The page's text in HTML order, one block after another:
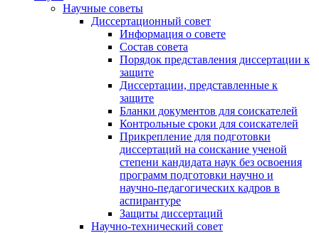
Научные советы
Диссертационный совет
Информация о совете
Состав совета
Порядок представления диссертации к
защите
Диссертации, представленные к
защите
Бланки документов для соискателей
Контрольные сроки для соискателей
Прикрепление для подготовки
диссертаций на соискание ученой
степени кандидата наук без освоения
программ подготовки научно и
научно-педагогических кадров в
аспирантуре
Защиты диссертаций
Научно-технический совет